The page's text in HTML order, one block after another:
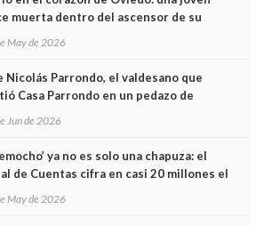
muerta dentro del ascensor de su
y las cámaras captan sus últimos minutos
May de 2026
Nicolás Parrondo, el valdesano que
Casa Parrondo en un pedazo de
en Madrid
Jun de 2026
ya no es solo una chapuza: el
de Cuentas cifra en casi 20 millones el
de los trenes que no cabían por los
May de 2026